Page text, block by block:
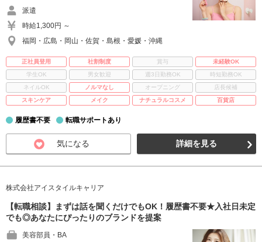
派遣
時給1,300円 ～
福岡・広島・岡山・佐賀・島根・愛媛・沖縄
正社員登用 社割制度 賞与
未経験OK
学生OK
男女歓迎 週3日勤務OK
時短勤務OK
ネイルOK
ノルマなし オープニング
店長候補
スキンケア
メイク ナチュラルコスメ 百貨店
履歴書不要 転職サポートあり
気になる 詳細を見る
株式会社アイスタイルキャリア
【転職相談】まずは話を聞くだけでもOK！履歴書不要★入社日未定
でも◎あなたにぴったりのブランドを提案
美容部員・BA